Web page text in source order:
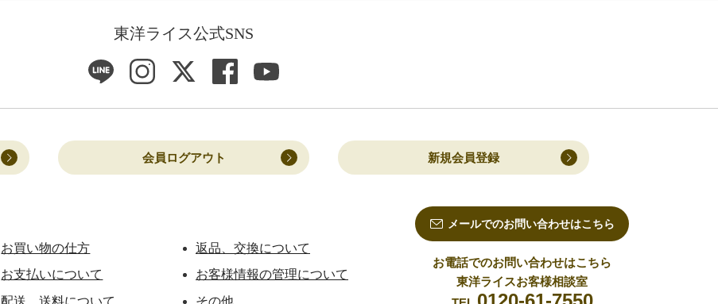
東洋ライス公式SNS
会員ログアウト 新規会員登録
お買い物の仕方
返品、交換について
お支払いについて
お客様情報の管理について
配送、送料について
その他
メールでのお問い合わせはこちら
お電話でのお問い合わせはこちら
東洋ライスお客様相談室